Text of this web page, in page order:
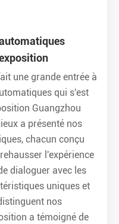
une grande entrée à
qui s'est
Guangzhou
a présenté nos
chacun conçu
l'expérience
dialoguer avec les
uniques et
nos
a témoigné de